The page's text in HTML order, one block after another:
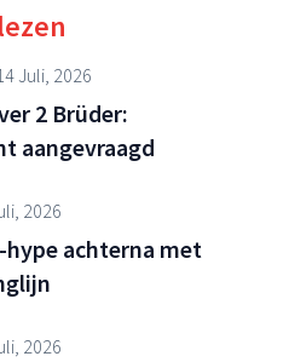
Juli, 2026
2 Brüder:
aangevraagd
2026
achterna met
2026